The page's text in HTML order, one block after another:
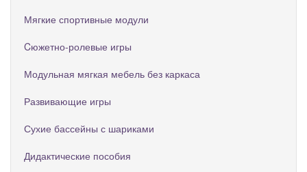
Мягкие спортивные модули
Cюжетно-ролевые игры
Модульная мягкая мебель без каркаса
Развивающие игры
Сухие бассейны с шариками
Дидактические пособия